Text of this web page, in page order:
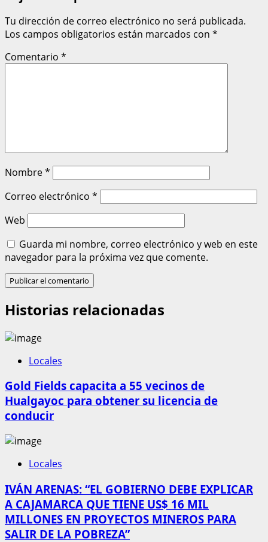
Tu dirección de correo electrónico no será publicada.
Los campos obligatorios están marcados con *
Comentario *
Nombre*
Correo electrónico *
Web
Guarda mi nombre, correo electrónico y web en este
navegador para la próxima vez que comente.
Historias relacionadas
Locales
Gold Fields capacita a 55 vecinos de
Hualgayoc para obtener su licencia de
conducir
Locales
IVÁN ARENAS: “EL GOBIERNO DEBE EXPLICAR
A CAJAMARCA QUE TIENE US$ 16 MIL
MILLONES EN PROYECTOS MINEROS PARA
SALIR DE LA POBREZA”